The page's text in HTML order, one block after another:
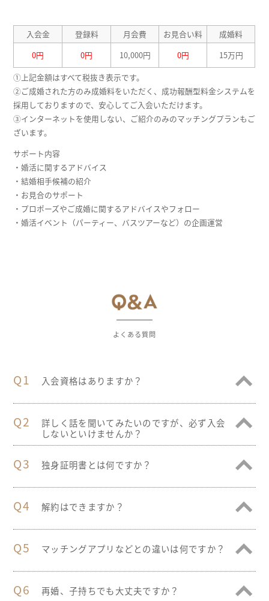
入会金 登録料 月会費 お見合い料
成婚料
0円
0円 10,000円 0円
15万円
①上記金額はすべて税抜き表示です。
②ご成婚された方のみ成婚料をいただく、成功報酬型料金システムを
採用しておりますので、安心してご入会いただけます。
③インターネットを使用しない、ご紹介のみのマッチングプランもご
ざいます。
サポート内容
・婚活に関するアドバイス
・結婚相手候補の紹介
・お見合のサポート
・プロポーズやご成婚に関するアドバイスやフォロー
・婚活イベント（パーティー、バスツアーなど）の企画運営
よくある質問
Q1 入会資格はありますか？
Q2
詳しく話を聞いてみたいのですが、必ず入会
しないといけませんか？
Q3 独身証明書とは何ですか？
Q4 解約はできますか？
Q5 マッチングアプリなどとの違いは何ですか？
Q6 再婚、子持ちでも大丈夫ですか？